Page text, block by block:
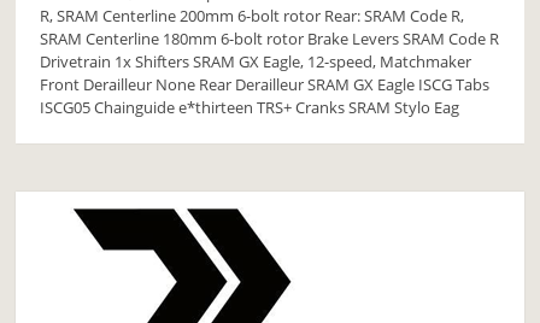
R, SRAM Centerline 200mm 6-bolt rotor Rear: SRAM Code R,
SRAM Centerline 180mm 6-bolt rotor Brake Levers SRAM Code R
Drivetrain 1x Shifters SRAM GX Eagle, 12-speed, Matchmaker
Front Derailleur None Rear Derailleur SRAM GX Eagle ISCG Tabs
ISCG05 Chainguide e*thirteen TRS+ Cranks SRAM Stylo Eag